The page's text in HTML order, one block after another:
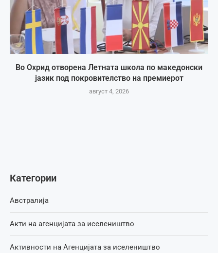
Во Охрид отворена Летната школа по македонски
јазик под покровителство на премиерот
август 4, 2026
Категории
Австралија
Акти на агенцијата за иселеништво
Активности на Агенцијата за иселеништво